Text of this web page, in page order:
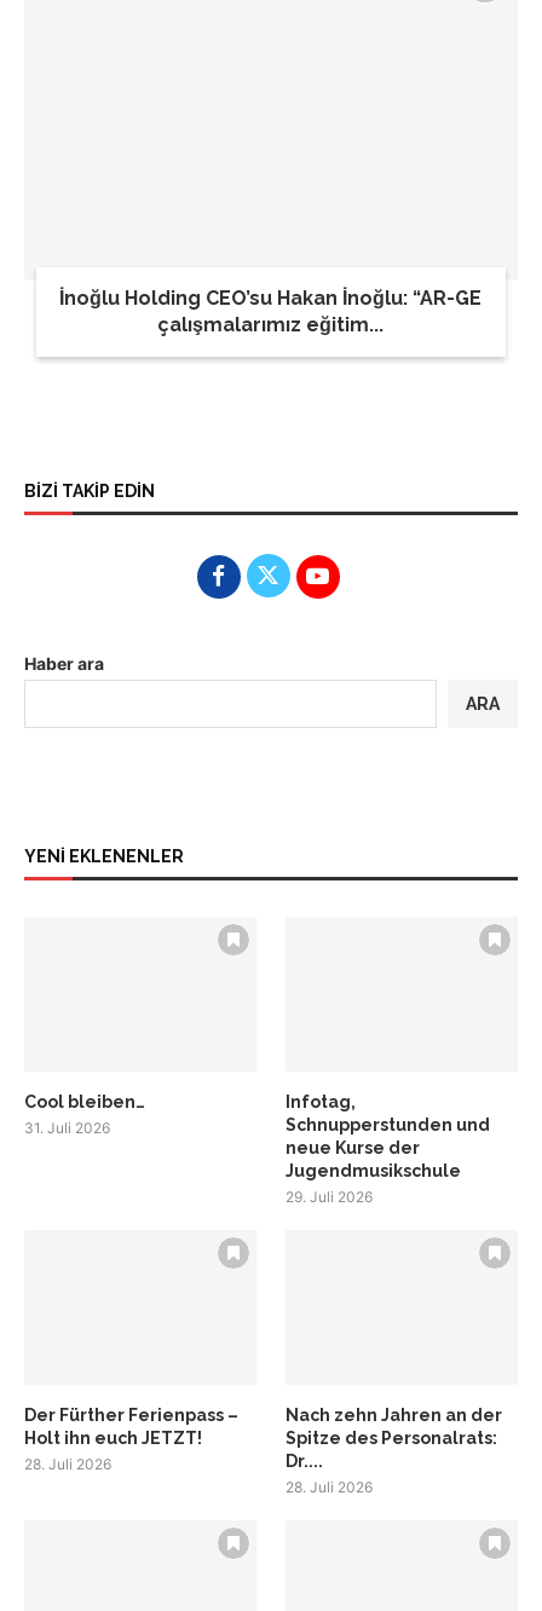
İnoğlu Holding CEO’su Hakan İnoğlu: “AR-GE
çalışmalarımız eğitim...
BİZİ TAKİP EDİN
Haber ara
ARA
YENİ EKLENENLER
Cool bleiben…
31. Juli 2026
Infotag,
Schnupperstunden und
neue Kurse der
Jugendmusikschule
29. Juli 2026
Der Fürther Ferienpass –
Holt ihn euch JETZT!
28. Juli 2026
Nach zehn Jahren an der
Spitze des Personalrats:
Dr....
28. Juli 2026